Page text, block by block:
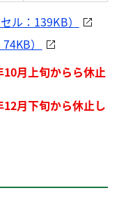
ル：139KB）
）
月上旬からら休止
月下旬から休止し